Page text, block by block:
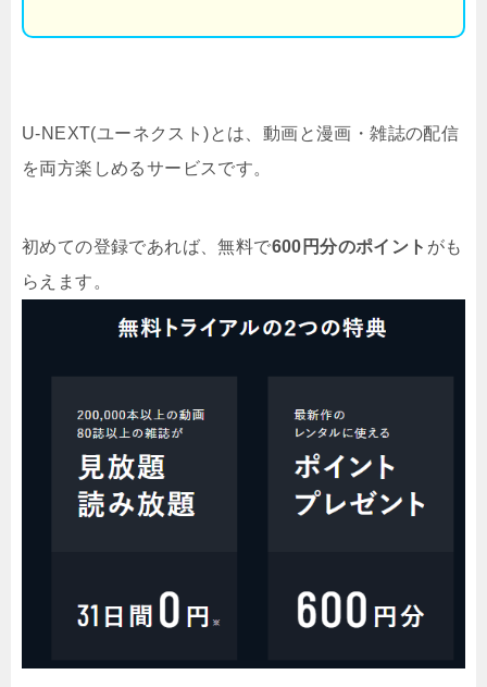
U-NEXT(ユーネクスト)とは、動画と漫画・雑誌の配信
を両方楽しめるサービスです。
初めての登録であれば、無料で600円分のポイント がも
らえます。